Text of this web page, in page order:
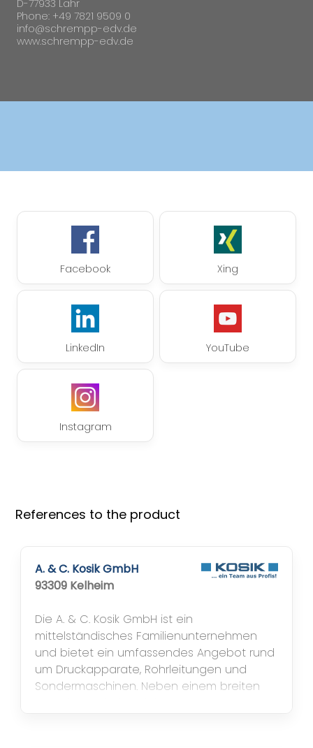
D-77933 Lahr
Phone: +49 7821 9509 0
info@schrempp-edv.de
www.schrempp-edv.de
Facebook Xing
LinkedIn YouTube
Instagram
References to the product
A. & C. Kosik GmbH
93309 Kelheim
Die A. & C. Kosik GmbH ist ein
mittelständisches Familienunternehmen
und bietet ein umfassendes Angebot rund
um Druckapparate, Rohrleitungen und
Sondermaschinen. Neben einem breiten